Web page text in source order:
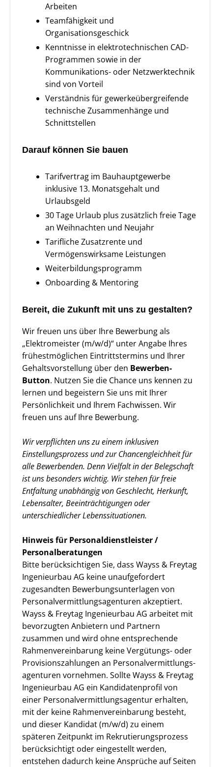
Arbeiten
Teamfähigkeit und
Organisationsgeschick
Kenntnisse in elektrotechnischen CAD-
Programmen sowie in der
Kommunikations- oder Netzwerktechnik
sind von Vorteil
Verständnis für gewerkeübergreifende
technische Zusammenhänge und
Schnittstellen
Darauf können Sie bauen
Tarifvertrag im Bauhauptgewerbe
inklusive 13. Monatsgehalt und
Urlaubsgeld
30 Tage Urlaub plus zusätzlich freie Tage
an Weihnachten und Neujahr
Tarifliche Zusatzrente und
Vermögenswirksame Leistungen
Weiterbildungsprogramm
Onboarding & Mentoring
Bereit, die Zukunft mit uns zu gestalten?
Wir freuen uns über Ihre Bewerbung als
„Elektromeister (m/w/d)“ unter Angabe Ihres
frühestmöglichen Eintrittstermins und Ihrer
Gehaltsvorstellung über den Bewerben-
Button. Nutzen Sie die Chance uns kennen zu
lernen und begeistern Sie uns mit Ihrer
Persönlichkeit und Ihrem Fachwissen. Wir
freuen uns auf Ihre Bewerbung.
Wir verpflichten uns zu einem inklusiven
Einstellungsprozess und zur Chancengleichheit für
alle Bewerbenden. Denn Vielfalt in der Belegschaft
ist uns besonders wichtig. Wir stehen für freie
Entfaltung unabhängig von Geschlecht, Herkunft,
Lebensalter, Beeinträchtigungen oder
unterschiedlicher Lebenssituationen.
Hinweis für Personaldienstleister /
Personalberatungen
Bitte berücksichtigen Sie, dass Wayss & Freytag
Ingenieurbau AG keine unaufgefordert
zugesandten Bewerbungsunterlagen von
Personalvermittlungsagenturen akzeptiert.
Wayss & Freytag Ingenieurbau AG arbeitet mit
bevorzugten Anbietern und Partnern
zusammen und wird ohne entsprechende
Rahmenvereinbarung keine Vergütungs- oder
Provisionszahlungen an Personal­vermittlungs­
agenturen vornehmen. Sollte Wayss & Freytag
Ingenieurbau AG ein Kandidatenprofil von
einer Personalvermittlungsagentur erhalten,
mit der keine Rahmenvereinbarung besteht,
und dieser Kandidat (m/w/d) zu einem
späteren Zeitpunkt im Rekrutierungs­prozess
berücksichtigt oder eingestellt werden,
entstehen dadurch keine Ansprüche auf Seiten